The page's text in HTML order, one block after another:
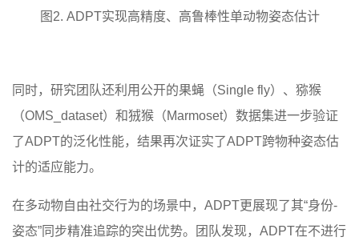
图2. ADPT实现高精度、高鲁棒性单动物姿态估计
同时，研究团队还利用公开的果蝇（Single fly）、猕猴
（OMS_dataset）和狨猴（Marmoset）数据集进一步验证
了ADPT的泛化性能，结果再次证实了ADPT跨物种姿态估
计的适应能力。
在多动物自由社交行为的场景中，ADPT更展现了其“身份-
姿态”同步精准追踪的突出优势。团队发现，ADPT在不进行